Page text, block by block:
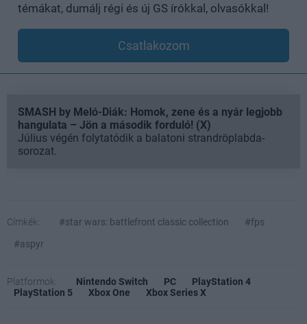
témákat, dumálj régi és új GS írókkal, olvasókkal!
Csatlakozom
SMASH by Meló-Diák: Homok, zene és a nyár legjobb
hangulata – Jön a második forduló! (X)
Július végén folytatódik a balatoni strandröplabda-
sorozat.
Címkék: #star wars: battlefront classic collection
#fps
#aspyr
Platformok: Nintendo Switch PC
PlayStation 4
PlayStation 5
Xbox One Xbox Series X